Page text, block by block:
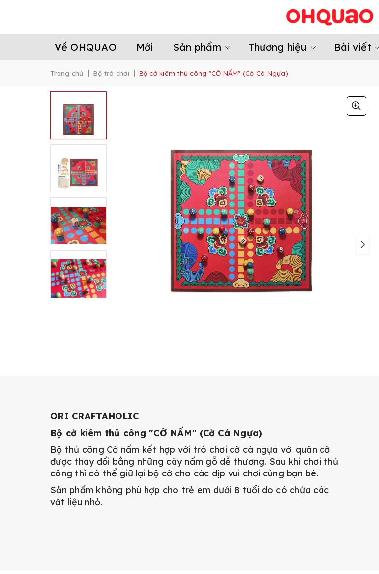
Về OHQUAO Mới Sản phẩm Thương hiệu Bài viết
Trang chủ | Bộ trò chơi | Bộ cờ kiêm thủ công "CỜ NẤM" (Cờ Cá Ngựa)
ORI CRAFTAHOLIC
Bộ cờ kiêm thủ công "CỜ NẤM" (Cờ Cá Ngựa)
Bộ thủ công Cờ nấm kết hợp với trò chơi cờ cá ngựa với quân cờ
được thay đổi bằng những cây nấm gỗ dễ thương. Sau khi chơi thủ
công thì có thể giữ lại bộ cờ cho các dịp vui chơi cùng bạn bè.
Sản phẩm không phù hợp cho trẻ em dưới 8 tuổi do có chứa các
vật liệu nhỏ.